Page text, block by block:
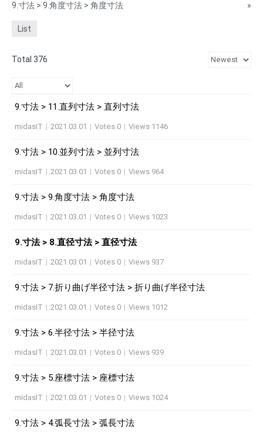
9.寸法 > 9.角度寸法 > 角度寸法
»
List
Total 376
9.寸法 > 11.直列寸法 > 直列寸法
midasIT | 2021.03.01 | Votes 0 | Views 1146
9.寸法 > 10.並列寸法 > 並列寸法
midasIT | 2021.03.01 | Votes 0 | Views 964
9.寸法 > 9.角度寸法 > 角度寸法
midasIT | 2021.03.01 | Votes 0 | Views 1023
9.寸法 > 8.直径寸法 > 直径寸法
midasIT | 2021.03.01 | Votes 0 | Views 937
9.寸法 > 7.折り曲げ半径寸法 > 折り曲げ半径寸法
midasIT | 2021.03.01 | Votes 0 | Views 1012
9.寸法 > 6.半径寸法 > 半径寸法
midasIT | 2021.03.01 | Votes 0 | Views 939
9.寸法 > 5.座標寸法 > 座標寸法
midasIT | 2021.03.01 | Votes 0 | Views 1024
9.寸法 > 4.弧長寸法 > 弧長寸法